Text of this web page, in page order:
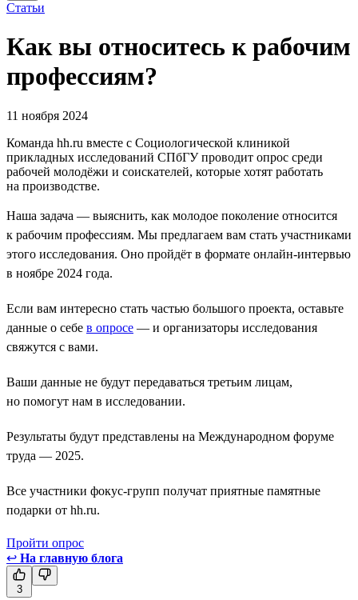
Статьи
Как вы относитесь к рабочим
профессиям?
11 ноября 2024
Команда hh.ru вместе с Социологической клиникой
прикладных исследований СПбГУ проводит опрос среди
рабочей молодёжи и соискателей, которые хотят работать
на производстве.
Наша задача — выяснить, как молодое поколение относится
к рабочим профессиям. Мы предлагаем вам стать участниками
этого исследования. Оно пройдёт в формате онлайн-интервью
в ноябре 2024 года.
Если вам интересно стать частью большого проекта, оставьте
данные о себе в опросе — и организаторы исследования
свяжутся с вами.
Ваши данные не будут передаваться третьим лицам,
но помогут нам в исследовании.
Результаты будут представлены на Международном форуме
труда — 2025.
Все участники фокус-групп получат приятные памятные
подарки от hh.ru.
Пройти опрос
↩ На главную блога
3